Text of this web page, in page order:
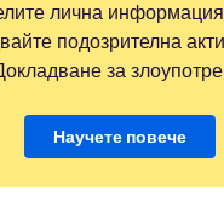
лична
подозрителна
за
Научете повече